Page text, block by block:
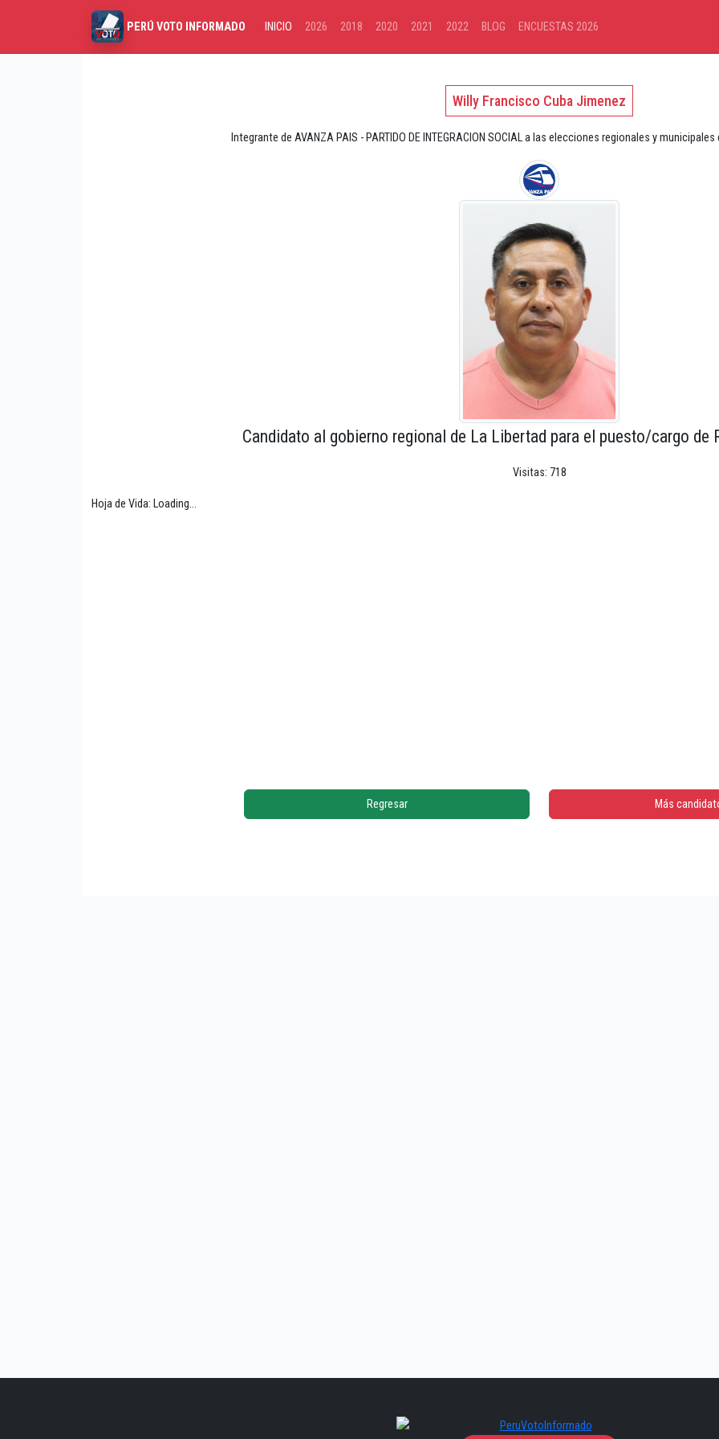
PERÚ VOTO INFORMADO INICIO 2026 2018 2020 2021 2022 BLOG ENCUESTAS 2026
Willy Francisco Cuba Jimenez
Integrante de AVANZA PAIS - PARTIDO DE INTEGRACION SOCIAL a las elecciones regionales y
Candidato al gobierno regional de La Libertad para el puesto/cargo de
Visitas: 718
Hoja de Vida: Loading...
Regresar Más